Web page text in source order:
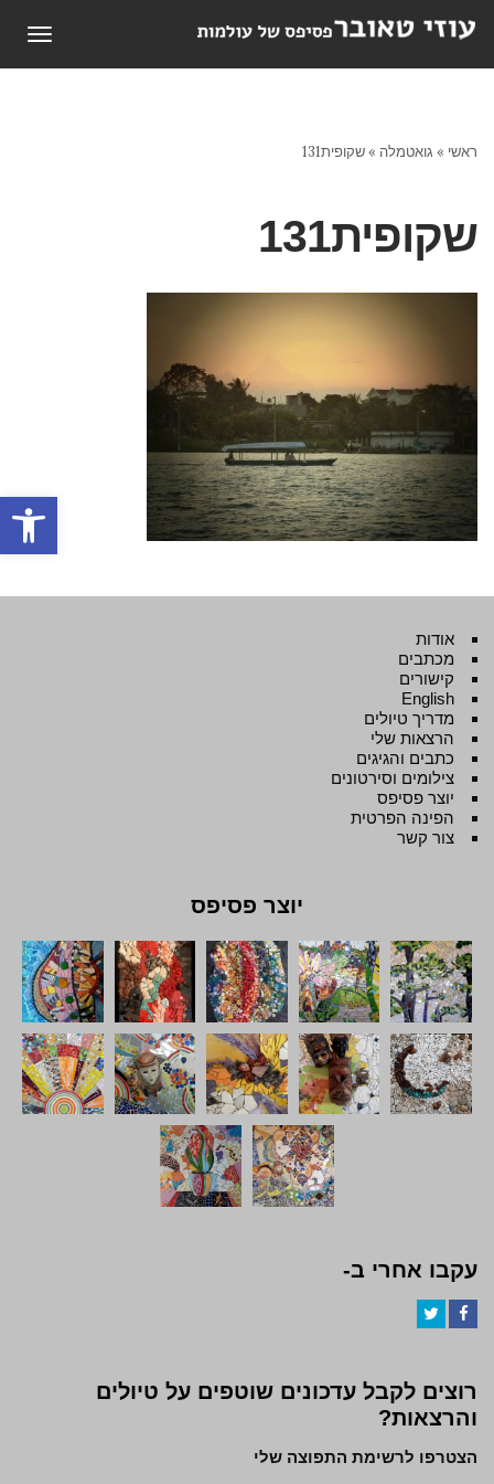
פתח
ראשי » גואטמלה »שקופית131
שקופית131
אודות
מכתבים
קישורים
English
מדריך טיולים
הרצאות שלי
כתבים והגיגים
צילומים וסירטונים
יוצר פסיפס
הפינה הפרטית
צור קשר
יוצר פסיפס
עקבו אחרי ב-
רוצים לקבל עדכונים שוטפים על טיולים
והרצאות?
הצטרפו לרשימת התפוצה שלי